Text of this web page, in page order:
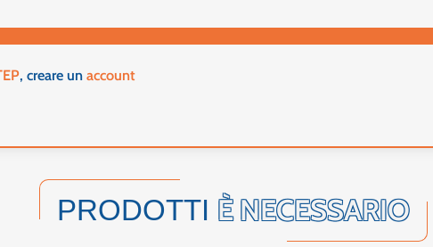
, creare unaccount
PRODOTTI È NECESSARIO